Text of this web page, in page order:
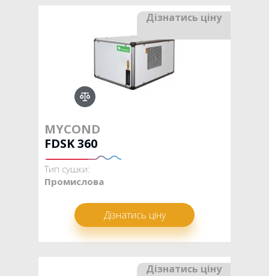
MYCOND
FDSK 360
Тип сушки:
Промислова
Дізнатись ціну
Дізнатись ціну
Дізнатись ціну